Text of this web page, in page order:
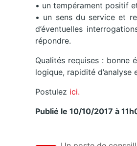
• un tempérament positif
• un sens du service et
d’éventuelles
répondre.
Qualités requises : bonne
logique, rapidité d’analyse
Postulez ici.
Publié le 10/10/2017 à